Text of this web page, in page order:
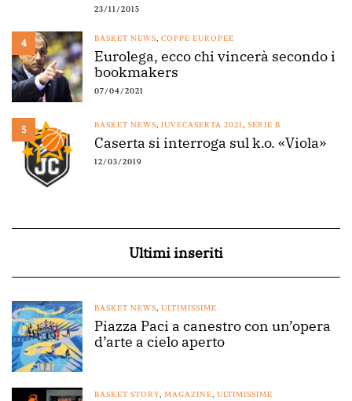
23/11/2015
4 BASKET NEWS, COPPE EUROPEE
Eurolega, ecco chi vincerà secondo i
bookmakers
07/04/2021
5 BASKET NEWS, JUVECASERTA 2021, SERIE B
Caserta si interroga sul k.o. «Viola»
12/03/2019
Ultimi inseriti
BASKET NEWS, ULTIMISSIME
Piazza Paci a canestro con un’opera
d’arte a cielo aperto
BASKET STORY, MAGAZINE, ULTIMISSIME